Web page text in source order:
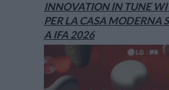
INNOVATION IN TUNE
PER LA CASA MODERNA
A IFA 2026